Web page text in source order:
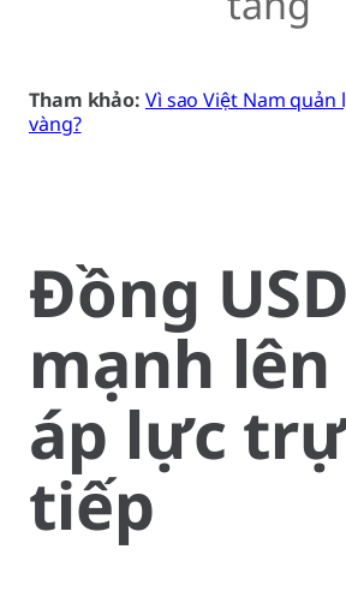
Tham khảo: Vì sao Việt Nam
vàng?
Đồng USD
mạnh
áp lực
tiếp